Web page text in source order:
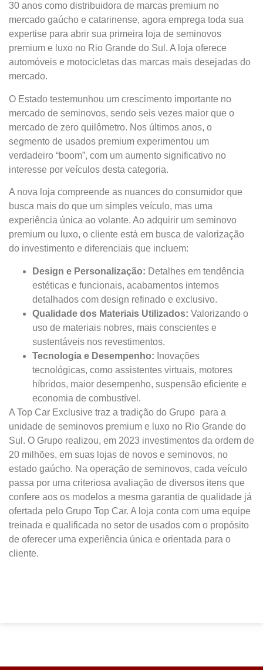
30 anos como distribuidora de marcas premium no
mercado gaúcho e catarinense, agora emprega toda sua
expertise para abrir sua primeira loja de seminovos
premium e luxo no Rio Grande do Sul. A loja oferece
automóveis e motocicletas das marcas mais desejadas do
mercado.
O Estado testemunhou um crescimento importante no
mercado de seminovos, sendo seis vezes maior que o
mercado de zero quilômetro. Nos últimos anos, o
segmento de usados premium experimentou um
verdadeiro “boom”, com um aumento significativo no
interesse por veículos desta categoria.
A nova loja compreende as nuances do consumidor que
busca mais do que um simples veículo, mas uma
experiência única ao volante. Ao adquirir um seminovo
premium ou luxo, o cliente está em busca de valorização
do investimento e diferenciais que incluem:
Design e Personalização: Detalhes em tendência
estéticas e funcionais, acabamentos internos
detalhados com design refinado e exclusivo.
Qualidade dos Materiais Utilizados: Valorizando o
uso de materiais nobres, mais conscientes e
sustentáveis nos revestimentos.
Tecnologia e Desempenho: Inovações
tecnológicas, como assistentes virtuais, motores
híbridos, maior desempenho, suspensão eficiente e
economia de combustível.
A Top Car Exclusive traz a tradição do Grupo para a
unidade de seminovos premium e luxo no Rio Grande do
Sul. O Grupo realizou, em 2023 investimentos da ordem de
20 milhões, em suas lojas de novos e seminovos, no
estado gaúcho. Na operação de seminovos, cada veículo
passa por uma criteriosa avaliação de diversos itens que
confere aos os modelos a mesma garantia de qualidade já
ofertada pelo Grupo Top Car. A loja conta com uma equipe
treinada e qualificada no setor de usados com o propósito
de oferecer uma experiência única e orientada para o
cliente.